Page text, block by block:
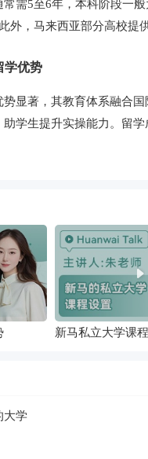
需5至6年，本科阶段一
外，马来西亚部分高校提
学优势
显著，其教育体系融合
学生提升实操能力。留
新马私立大学课
大学